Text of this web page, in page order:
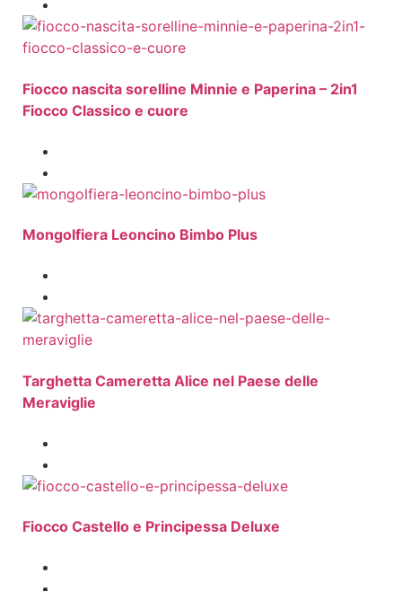
Fiocco nascita sorelline Minnie e Paperina – 2in1
Fiocco Classico e cuore
Mongolfiera Leoncino Bimbo Plus
Targhetta Cameretta Alice nel Paese delle
Meraviglie
Fiocco Castello e Principessa Deluxe